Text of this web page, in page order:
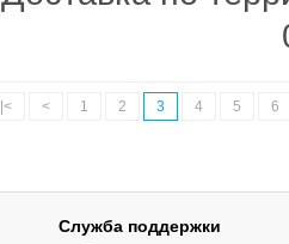
|< < 1 2 3 4 5 6
Служба поддержки